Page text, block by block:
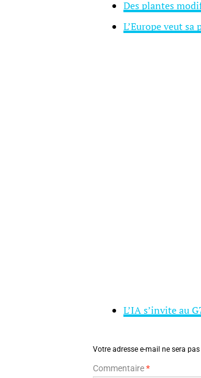
Des plantes
L’Europe veut
L’IA s’invite au
Votre adresse e-mail ne sera
Commentaire*